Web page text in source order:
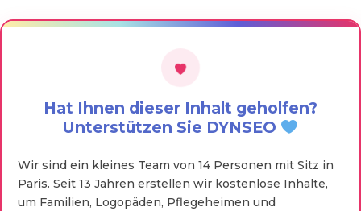
Hat Ihnen dieser Inhalt geholfen?
Unterstützen Sie DYNSEO
Wir sind ein kleines Team von 14 Personen mit Sitz in
Paris. Seit 13 Jahren erstellen wir kostenlose Inhalte,
um Familien, Logopäden, Pflegeheimen und